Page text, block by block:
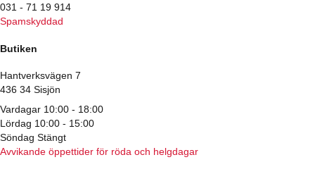
031 - 71 19 914
Spamskyddad
Butiken
Hantverksvägen 7
436 34 Sisjön
Vardagar 10:00 - 18:00
Lördag 10:00 - 15:00
Söndag Stängt
Avvikande öppettider för röda och helgdagar